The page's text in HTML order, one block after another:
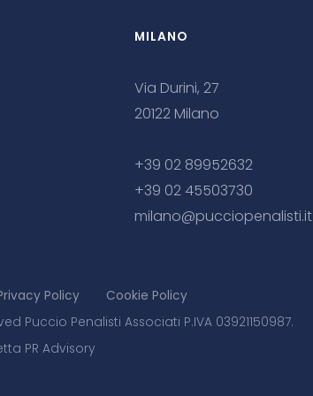
MILANO
Via Durini, 27
20122 Milano
+39 02 89952632
+39 02 45503730
milano@pucciopenalisti.it
Policy
Cookie Policy
Puccio Penalisti Associati P.IVA 03921150987.
PR Advisory